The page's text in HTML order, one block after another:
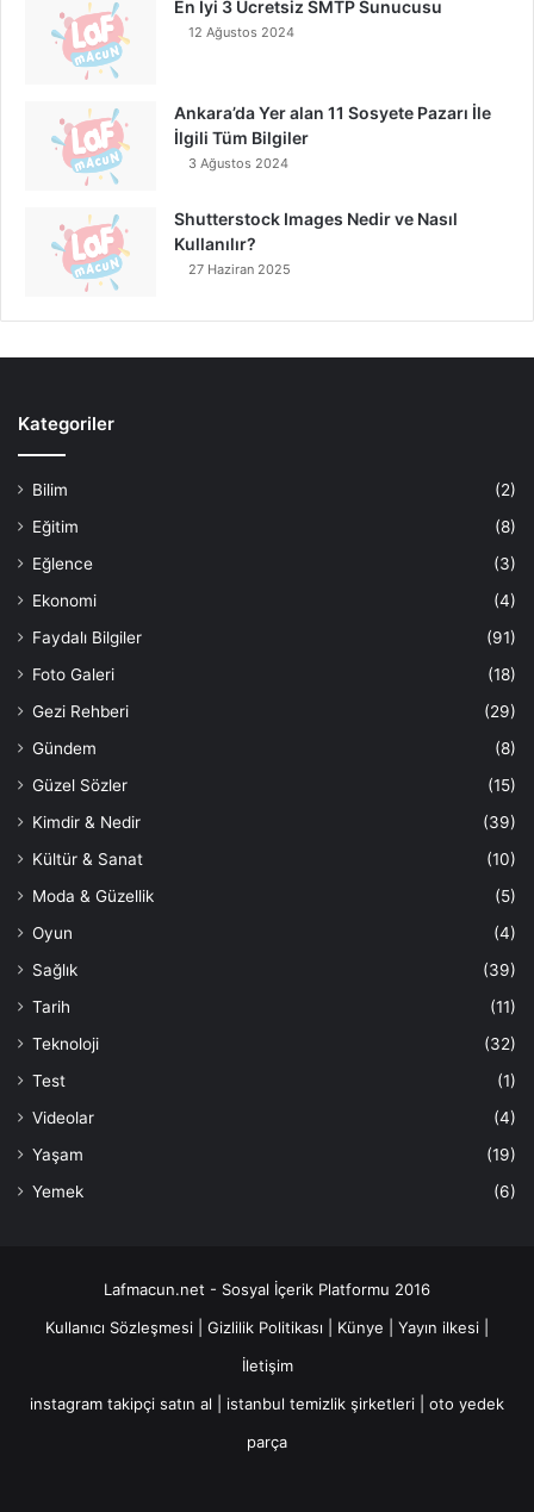
En İyi 3 Ücretsiz SMTP Sunucusu
12 Ağustos 2024
Ankara’da Yer alan 11 Sosyete Pazarı İle
İlgili Tüm Bilgiler
3 Ağustos 2024
Shutterstock Images Nedir ve Nasıl
Kullanılır?
27 Haziran 2025
Kategoriler
Bilim
(2)
Eğitim
(8)
Eğlence
(3)
Ekonomi
(4)
Faydalı Bilgiler
(91)
Foto Galeri
(18)
Gezi Rehberi
(29)
Gündem
(8)
Güzel Sözler
(15)
Kimdir & Nedir
(39)
Kültür & Sanat
(10)
Moda & Güzellik
(5)
Oyun
(4)
Sağlık
(39)
Tarih
(11)
Teknoloji
(32)
Test
(1)
Videolar
(4)
Yaşam
(19)
Yemek
(6)
Lafmacun.net - Sosyal İçerik Platformu 2016
Kullanıcı Sözleşmesi
Gizlilik Politikası Künye Yayın ilkesi
İletişim
instagram takipçi satın al
istanbul temizlik şirketleri
oto yedek
parça